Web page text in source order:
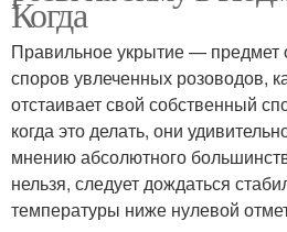
Когда
Правильное укрытие — предмет
споров увлеченных розоводов,
отстаивает свой собственный
когда это делать, они
мнению абсолютного
нельзя, следует дождаться
температуры ниже нулевой